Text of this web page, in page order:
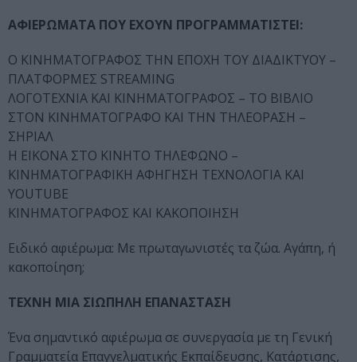
ΑΦΙΕΡΩΜΑΤΑ ΠΟΥ ΕΧΟΥΝ ΠΡΟΓΡΑΜΜΑΤΙΣΤΕΙ:
Ο ΚΙΝΗΜΑΤΟΓΡΑΦΟΣ ΤΗΝ ΕΠΟΧΗ ΤΟΥ ΔΙΑΔΙΚΤΥΟΥ –
ΠΛΑΤΦΟΡΜΕΣ STREAMING
ΛΟΓΟΤΕΧΝΙΑ ΚΑΙ ΚΙΝΗΜΑΤΟΓΡΑΦΟΣ – ΤΟ ΒΙΒΛΙΟ
ΣΤΟΝ ΚΙΝΗΜΑΤΟΓΡΑΦΟ ΚΑΙ ΤΗΝ ΤΗΛΕΟΡΑΣΗ –
ΣΗΡΙΑΛ
H ΕΙΚΟΝΑ ΣΤΟ ΚΙΝΗΤΟ ΤΗΛΕΦΩΝΟ –
ΚΙΝΗΜΑΤΟΓΡΑΦΙΚΗ ΑΦΗΓΗΣΗ ΤΕΧΝΟΛΟΓΙΑ ΚΑΙ
YOUTUBE
ΚΙΝΗΜΑΤΟΓΡΑΦΟΣ ΚΑΙ ΚΑΚΟΠΟΙΗΣΗ
Ειδικό αφιέρωμα: Με πρωταγωνιστές τα ζώα. Αγάπη, ή
κακοποίηση;
ΤΕΧΝΗ ΜΙΑ ΣΙΩΠΗΛΗ ΕΠΑΝΑΣΤΑΣΗ
Ένα σημαντικό αφιέρωμα σε συνεργασία με τη Γενική
Γραμματεία Επαγγελματικής Εκπαίδευσης, Κατάρτισης,